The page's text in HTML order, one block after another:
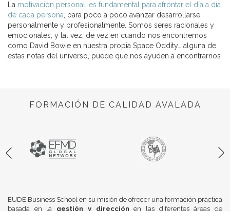
La motivación personal, es fundamental para afrontar el día a día
de cada persona , para poco a poco avanzar desarrollarse
personalmente y profesionalmente. Somos seres racionales y
emocionales, y tal vez, de vez en cuando nos encontremos
como David Bowie en nuestra propia Space Oddity… alguna de
estas notas del universo, puede que nos ayuden a encontrarnos
FORMACIÓN DE CALIDAD AVALADA
EUDE Business School en su misión de ofrecer una formación práctica
basada en la gestión y dirección en las diferentes áreas de